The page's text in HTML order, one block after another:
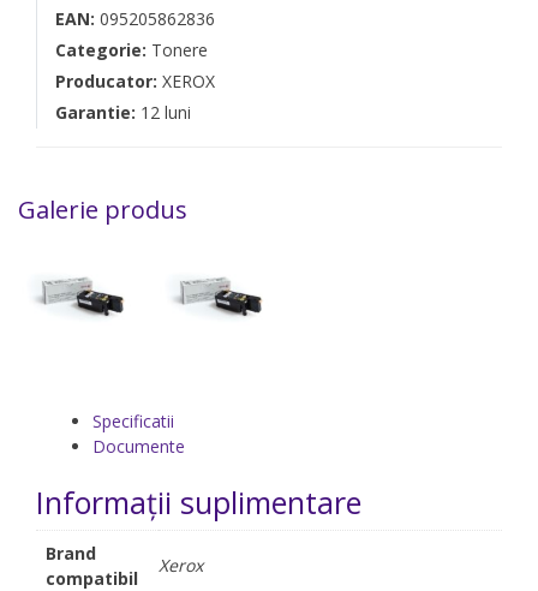
EAN: 095205862836
Categorie: Tonere
Producator: XEROX
Garantie: 12 luni
Galerie produs
Specificatii
Documente
Informații suplimentare
Brand
compatibil
Xerox